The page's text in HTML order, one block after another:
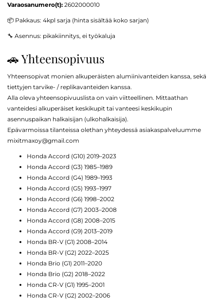
Varaosanumero(t): 2602000010
📦 Pakkaus: 4kpl sarja (hinta sisältää koko sarjan)
🔧 Asennus: pikakiinnitys, ei työkaluja
🚗 Yhteensopivuus
Yhteensopivat monien alkuperäisten alumiinivanteiden kanssa, sekä
tiettyjen tarvike- / replikavanteiden kanssa.
Alla oleva yhteensopivuuslista on vain viitteellinen. Mittaathan
vanteidesi alkuperäiset keskikupit tai vanteesi keskikupin
asennuspaikan halkaisijan (ulkohalkaisija).
Epävarmoissa tilanteissa olethan yhteydessä asiakaspalveluumme
mixitmaxoy@gmail.com
Honda Accord (G10) 2019–2023
Honda Accord (G3) 1985–1989
Honda Accord (G4) 1989–1993
Honda Accord (G5) 1993–1997
Honda Accord (G6) 1998–2002
Honda Accord (G7) 2003–2008
Honda Accord (G8) 2008–2015
Honda Accord (G9) 2013–2019
Honda BR-V (G1) 2008–2014
Honda BR-V (G2) 2022–2025
Honda Brio (G1) 2011–2020
Honda Brio (G2) 2018–2022
Honda CR-V (G1) 1995–2001
Honda CR-V (G2) 2002–2006